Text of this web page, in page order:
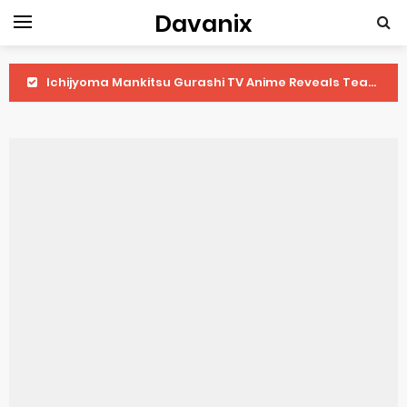
Davanix
Ichijyoma Mankitsu Gurashi TV Anime Reveals Teaser